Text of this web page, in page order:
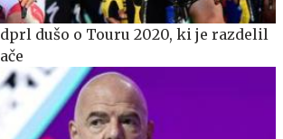
dušo o Touru 2020, ki je razdelil